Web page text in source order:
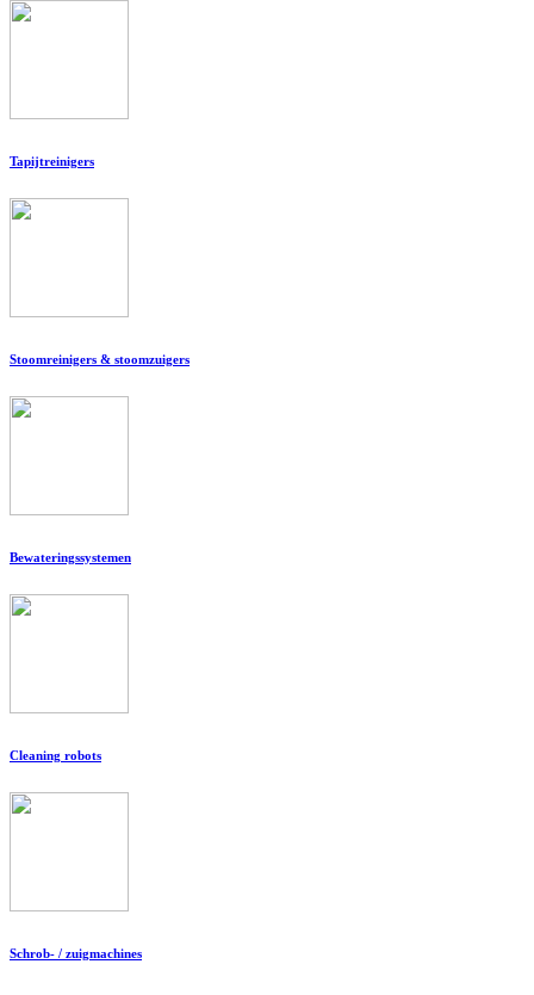
Tapijtreinigers
Stoomreinigers & stoomzuigers
Bewateringssystemen
Cleaning robots
Schrob- / zuigmachines